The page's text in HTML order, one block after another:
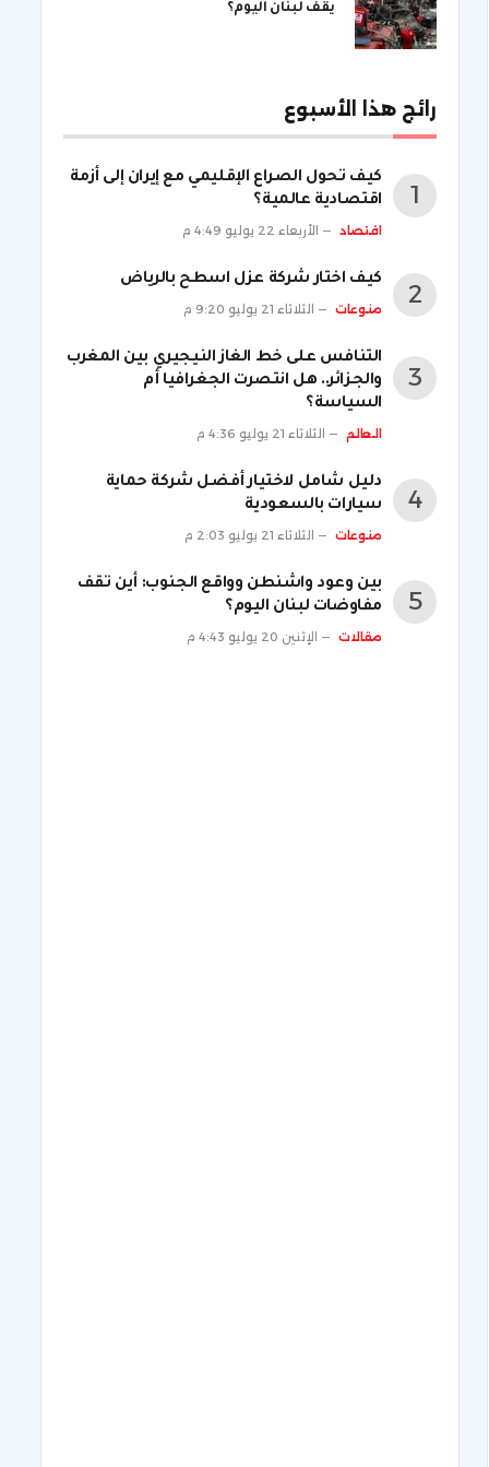
يقف لبنان اليوم؟
رائج هذا الأسبوع
كيف تحول الصراع الإقليمي مع إيران إلى أزمة
اقتصادية عالمية؟
اقتصاد الأربعاء 22 يوليو 4:49 م
كيف اختار شركة عزل اسطح بالرياض
منوعات الثلاثاء 21 يوليو 9:20 م
التنافس على خط الغاز النيجيري بين المغرب
والجزائر.. هل انتصرت الجغرافيا أم
السياسة؟
العالم الثلاثاء 21 يوليو 4:36 م
دليل شامل لاختيار أفضل شركة حماية
سيارات بالسعودية
منوعات الثلاثاء 21 يوليو 2:03 م
بين وعود واشنطن وواقع الجنوب: أين تقف
مفاوضات لبنان اليوم؟
مقالات الإثنين 20 يوليو 4:43 م